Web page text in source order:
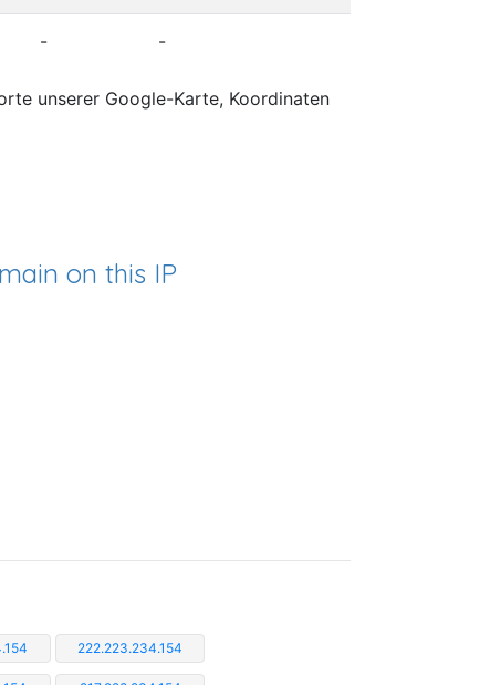
- -
unserer Google-Karte, Koordinaten
on this IP
222.223.234.154